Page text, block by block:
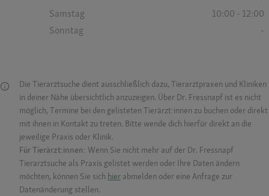
Samstag
10:00 - 12:00
Sonntag
-
Die Tierarztsuche dient ausschließlich dazu, Tierarztpraxen und Kliniken
in deiner Nähe übersichtlich anzuzeigen. Über Dr. Fressnapf ist es nicht
möglich, Termine bei den gelisteten Tierärzt:innen zu buchen oder direkt
mit ihnen in Kontakt zu treten. Bitte wende dich hierfür direkt an die
jeweilige Praxis oder Klinik.
Für Tierärzt:innen: Wenn Sie nicht mehr auf der Dr. Fressnapf
Tierarztsuche als Praxis gelistet werden oder Ihre Daten ändern
möchten, können Sie sich hier abmelden oder eine Anfrage zur
Datenänderung stellen.